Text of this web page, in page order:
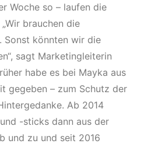
Woche so – laufen die
brauchen die
Sonst könnten wir die
sagt Marketingleiterin
habe es bei Mayka aus
gegeben – zum Schutz der
Ab 2014
-sticks dann aus der
und zu und seit 2016